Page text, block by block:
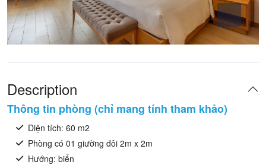
Description
Thông tin phòng (chỉ mang tính tham khảo)
Diện tích: 60 m2
Phòng có 01 giường đôi 2m x 2m
Hướng: biển